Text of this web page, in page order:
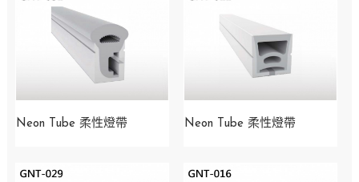
Neon Tube 柔性燈帶 Neon Tube 柔性燈帶